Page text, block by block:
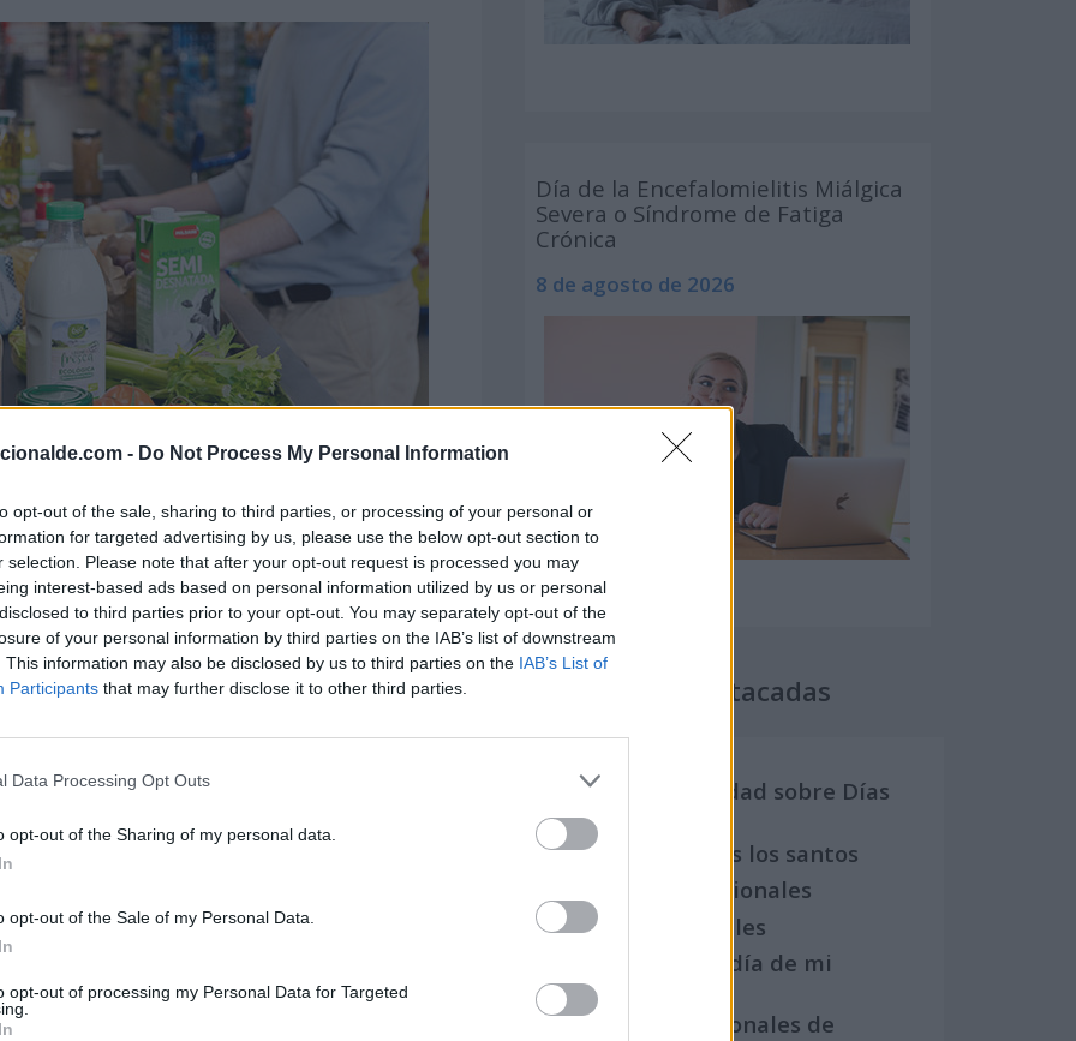
- Do Not Process My Personal Information
opt-out of the sale, sharing to third parties, or processing of your personal or
for targeted advertising by us, please use the below opt-out section to
selection. Please note that after your opt-out request is processed you may
interest-based ads based on personal information utilized by us or personal
to third parties prior to your opt-out. You may separately opt-out of the
of your personal information by third parties on the IAB’s list of downstream
This information may also be disclosed by us to third parties on the IAB’s List of
Participants that may further disclose it to other third parties.
Data Processing Opt Outs
opt-out of the Sharing of my personal data.
opt-out of the Sale of my Personal Data.
opt-out of processing my Personal Data for Targeted
propias
están cada vez más interesados
asequibles. En este sentido, las
como marcas blancas o marcas de
opción atractiva para los compradores
han experimentado una revolución en
una amplia gama de opciones
marcas propias han evolucionado, los
convertido en una opción inteligente para
Día de la Encefalomielitis Miálgica
Severa o Síndrome de Fatiga
Crónica
8 de agosto de 2026
Secciones destacadas
Noticias y actualidad sobre Días
Internacionales
Onomástica. Todos los santos
Semanas Internacionales
Años Internacionales
Qué se celebra el día de mi
cumpleaños
Eventos internacionales de